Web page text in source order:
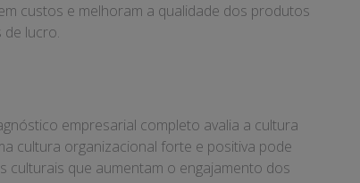
custos e melhoram a qualidade dos produtos
lucro.
empresarial completo avalia a cultura
cultura organizacional forte e positiva pode
culturais que aumentam o engajamento dos